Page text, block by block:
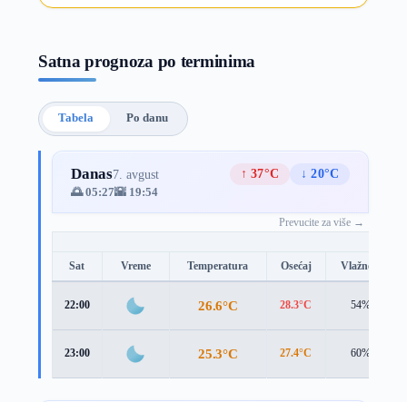
Satna prognoza po terminima
Tabela Po danu
Danas7. avgust ↑ 37°C
↓ 20°C
🌅 05:27🌇 19:54
Prevucite za više →
Sat Vreme Temperatura Osećaj Vlažnost
22:00 26.6°C 28.3°C 54%
23:00 25.3°C 27.4°C 60%